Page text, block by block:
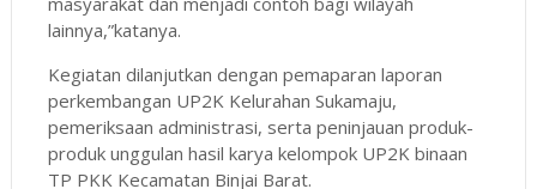
lainnya,”katanya.
Kegiatan dilanjutkan dengan pemaparan laporan
perkembangan UP2K Kelurahan Sukamaju,
pemeriksaan administrasi, serta peninjauan produk-
produk unggulan hasil karya kelompok UP2K binaan
TP PKK Kecamatan Binjai Barat.